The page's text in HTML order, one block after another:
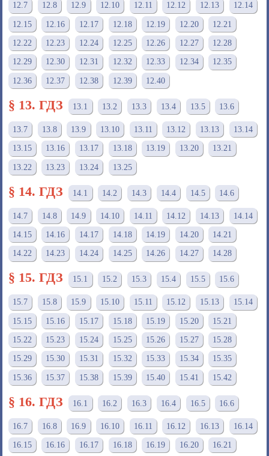
12.7 12.8 12.9 12.10 12.11 12.12 12.13 12.14
12.15 12.16 12.17 12.18 12.19 12.20 12.21
12.22 12.23 12.24 12.25 12.26 12.27 12.28
12.29 12.30 12.31 12.32 12.33 12.34 12.35
12.36 12.37 12.38 12.39 12.40
§ 13. ГДЗ 13.1 13.2 13.3 13.4 13.5 13.6
13.7 13.8 13.9 13.10 13.11 13.12 13.13 13.14
13.15 13.16 13.17 13.18 13.19 13.20 13.21
13.22 13.23 13.24 13.25
§ 14. ГДЗ 14.1 14.2 14.3 14.4 14.5 14.6
14.7 14.8 14.9 14.10 14.11 14.12 14.13 14.14
14.15 14.16 14.17 14.18 14.19 14.20 14.21
14.22 14.23 14.24 14.25 14.26 14.27 14.28
§ 15. ГДЗ 15.1 15.2 15.3 15.4 15.5 15.6
15.7 15.8 15.9 15.10 15.11 15.12 15.13 15.14
15.15 15.16 15.17 15.18 15.19 15.20 15.21
15.22 15.23 15.24 15.25 15.26 15.27 15.28
15.29 15.30 15.31 15.32 15.33 15.34 15.35
15.36 15.37 15.38 15.39 15.40 15.41 15.42
§ 16. ГДЗ 16.1 16.2 16.3 16.4 16.5 16.6
16.7 16.8 16.9 16.10 16.11 16.12 16.13 16.14
16.15 16.16 16.17 16.18 16.19 16.20 16.21